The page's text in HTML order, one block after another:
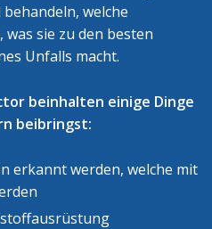
welche
sie zu den besten
Unfalls macht.
beinhalten einige Dinge
beibringst:
erkannt werden, welche mit